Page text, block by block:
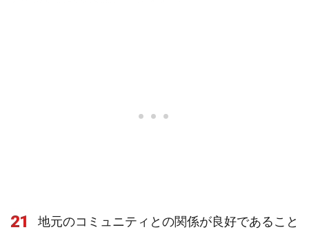
21
地元のコミュニティとの関係が良好であること